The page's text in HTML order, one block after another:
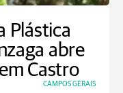
Plástica
abre
Castro
CAMPOS GERAIS